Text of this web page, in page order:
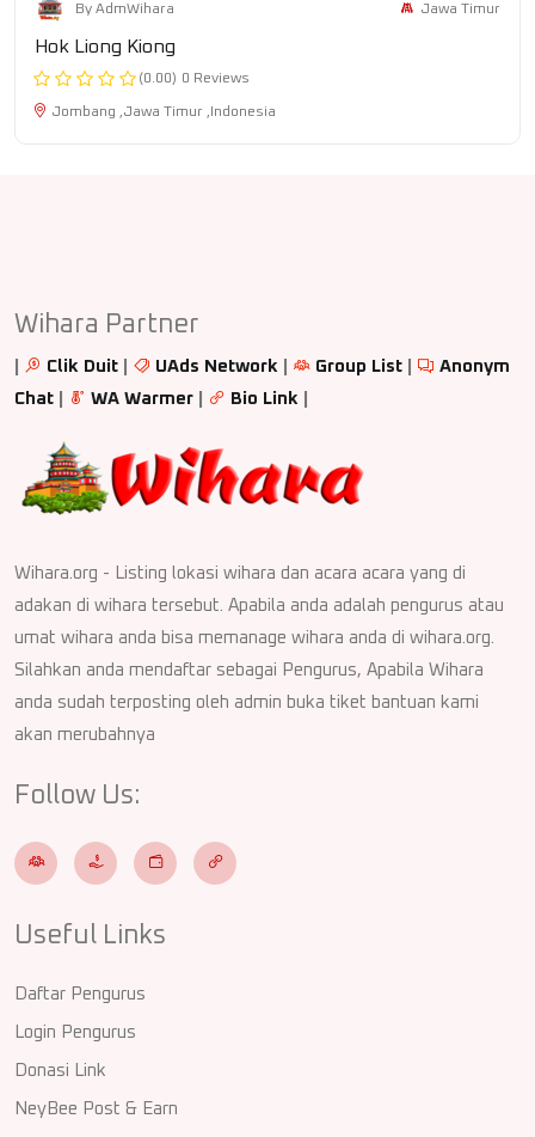
By AdmWihara Jawa Timur
Hok Liong Kiong
(0.00) 0 Reviews
Jombang ,Jawa Timur ,Indonesia
Wihara Partner
Clik Duit UAds Network Group List
Anonym
Chat
WA Warmer Bio Link
Wihara.org - Listing lokasi wihara dan acara acara yang di
adakan di wihara tersebut. Apabila anda adalah pengurus atau
umat wihara anda bisa memanage wihara anda di wihara.org.
Silahkan anda mendaftar sebagai Pengurus, Apabila Wihara
anda sudah terposting oleh admin buka tiket bantuan kami
akan merubahnya
Follow Us:
Useful Links
Daftar Pengurus
Login Pengurus
Donasi Link
NeyBee Post & Earn